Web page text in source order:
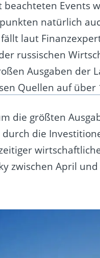
Events
natürlich
laut
russischen
Ausgaben der
Quellen auf über
die größten
die
zwischen April